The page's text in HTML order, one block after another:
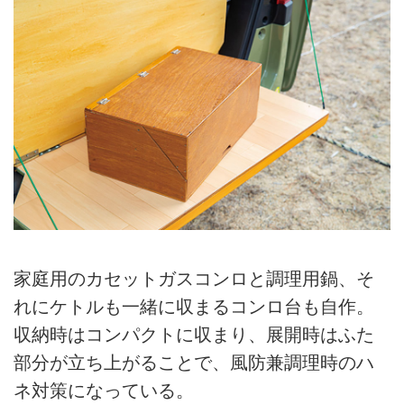
家庭用のカセットガスコンロと調理用鍋、そ
れにケトルも一緒に収まるコンロ台も自作。
収納時はコンパクトに収まり、展開時はふた
部分が立ち上がることで、風防兼調理時のハ
ネ対策になっている。